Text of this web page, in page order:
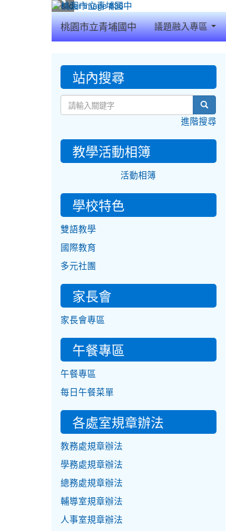
桃園市立青埔國中 議題融入專區
::: 站內搜尋
search
進階搜尋
教學活動相簿
活動相簿
學校特色
雙語教學
國際教育
多元社團
家長會
家長會專區
午餐專區
午餐專區
每日午餐菜單
各處室規章辦法
教務處規章辦法
學務處規章辦法
總務處規章辦法
輔導室規章辦法
人事室規章辦法